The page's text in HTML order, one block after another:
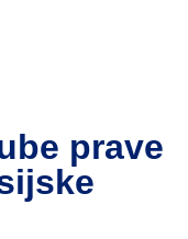
prave